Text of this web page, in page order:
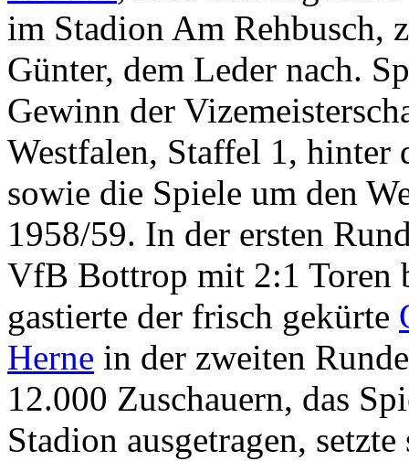
im Stadion Am Rehbusch,
Günter, dem Leder nach.
Gewinn der
Westfalen, Staffel 1, hinter
sowie die Spiele um den
1958/59. In der ersten
VfB Bottrop mit 2:1 Toren
gastierte der frisch gekürte
Herne in der zweiten
12.000 Zuschauern, das
Stadion ausgetragen,